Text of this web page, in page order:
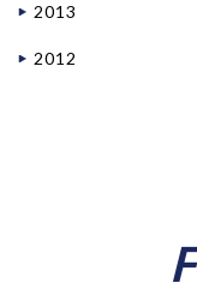
2013
2012